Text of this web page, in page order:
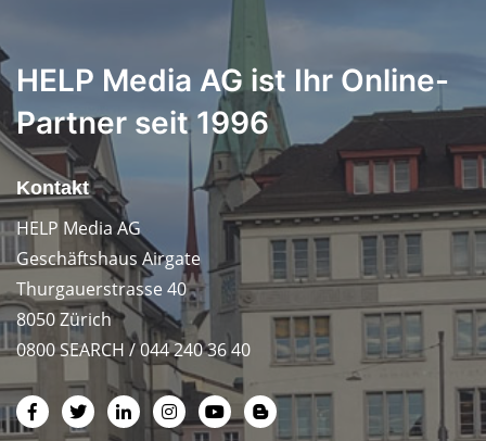
HELP Media AG ist Ihr Online-
Partner seit 1996
Kontakt
HELP Media AG
Geschäftshaus Airgate
Thurgauerstrasse 40
8050 Zürich
0800 SEARCH / 044 240 36 40